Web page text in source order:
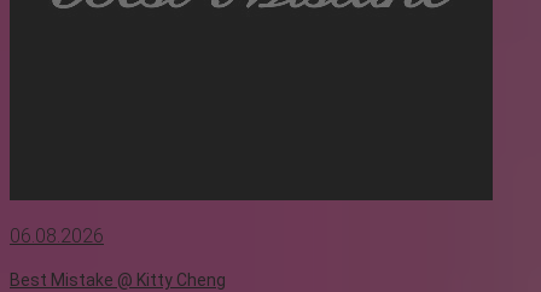
06.08.2026
Best Mistake @ Kitty Cheng